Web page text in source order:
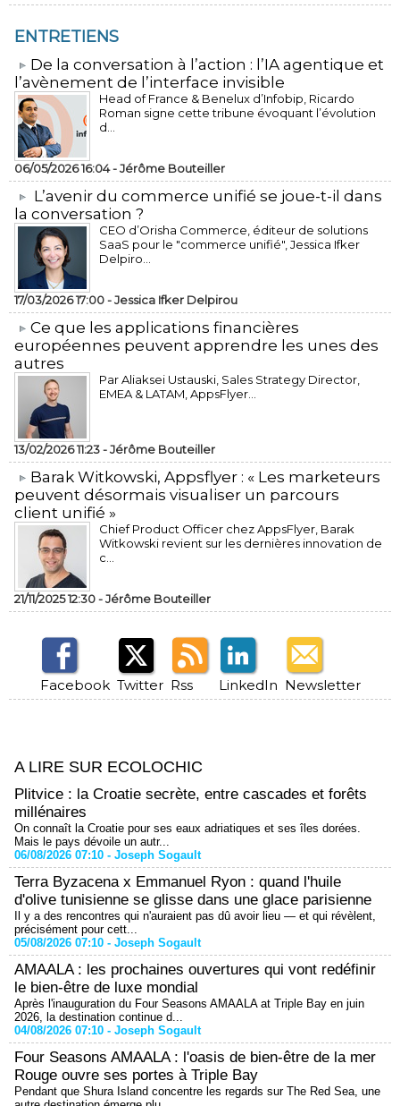
ENTRETIENS
​De la conversation à l’action : l’IA agentique et
l’avènement de l’interface invisible
Head of France & Benelux d’Infobip, Ricardo
Roman signe cette tribune évoquant l’évolution
d...
06/05/2026 16:04 -Jérôme Bouteiller
L’avenir du commerce unifié se joue-t-il dans
la conversation ?
CEO d’Orisha Commerce, éditeur de solutions
SaaS pour le "commerce unifié", Jessica Ifker
Delpiro...
17/03/2026 17:00 -Jessica Ifker Delpirou
​Ce que les applications financières
européennes peuvent apprendre les unes des
autres
Par Aliaksei Ustauski, Sales Strategy Director,
EMEA & LATAM, AppsFlyer...
13/02/2026 11:23 -Jérôme Bouteiller
​Barak Witkowski, Appsflyer : « Les marketeurs
peuvent désormais visualiser un parcours
client unifié »
Chief Product Officer chez AppsFlyer, ​Barak
Witkowski revient sur les dernières innovation de
c...
21/11/2025 12:30 -Jérôme Bouteiller
Facebook Twitter Rss LinkedIn Newsletter
A LIRE SUR ECOLOCHIC
Plitvice : la Croatie secrète, entre cascades et forêts
millénaires
On connaît la Croatie pour ses eaux adriatiques et ses îles dorées.
Mais le pays dévoile un autr...
06/08/2026 07:10 - Joseph Sogault
Terra Byzacena x Emmanuel Ryon : quand l'huile
d'olive tunisienne se glisse dans une glace parisienne
Il y a des rencontres qui n'auraient pas dû avoir lieu — et qui révèlent,
précisément pour cett...
05/08/2026 07:10 - Joseph Sogault
AMAALA : les prochaines ouvertures qui vont redéfinir
le bien-être de luxe mondial
Après l'inauguration du Four Seasons AMAALA at Triple Bay en juin
2026, la destination continue d...
04/08/2026 07:10 - Joseph Sogault
Four Seasons AMAALA : l'oasis de bien-être de la mer
Rouge ouvre ses portes à Triple Bay
Pendant que Shura Island concentre les regards sur The Red Sea, une